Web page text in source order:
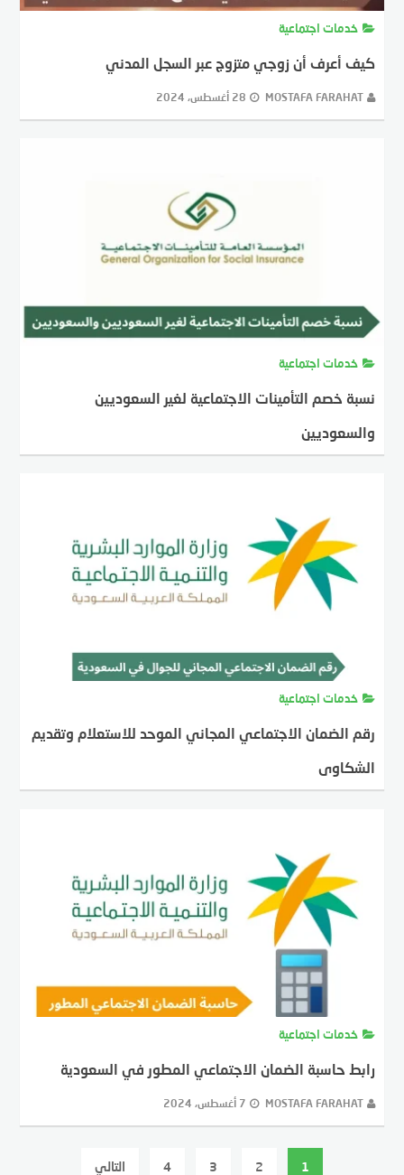
خدمات اجتماعية
كيف أعرف أن زوجي متزوج عبر السجل المدني
MOSTAFA FARAHAT 28 أغسطس، 2024
خدمات اجتماعية
نسبة خصم التأمينات الاجتماعية لغير السعوديين
والسعوديين
خدمات اجتماعية
رقم الضمان الاجتماعي المجاني الموحد للاستعلام وتقديم
الشكاوى
خدمات اجتماعية
رابط حاسبة الضمان الاجتماعي المطور في السعودية
MOSTAFA FARAHAT 7 أغسطس، 2024
1
2
3
4 التالي